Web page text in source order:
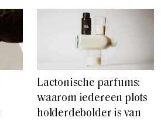
Lactonische parfums:
waarom iedereen plots
holderdebolder is van